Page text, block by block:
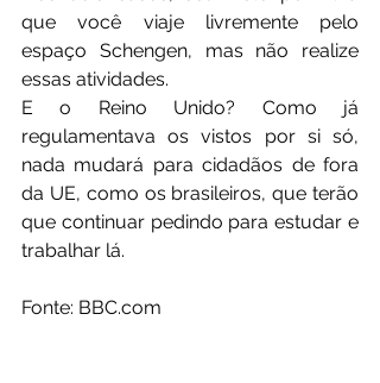
que você viaje livremente pelo
espaço Schengen, mas não realize
essas atividades.
E o Reino Unido? Como já
regulamentava os vistos por si só,
nada mudará para cidadãos de fora
da UE, como os brasileiros, que terão
que continuar pedindo para estudar e
trabalhar lá.
Fonte: BBC.com